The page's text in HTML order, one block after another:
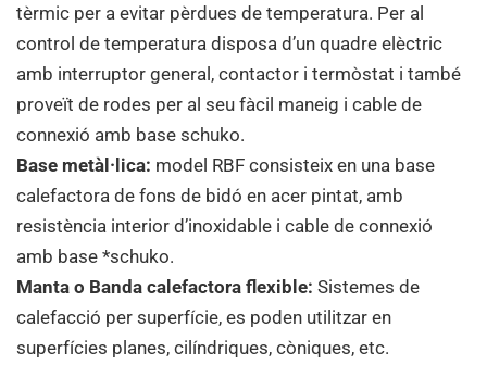
tèrmic per a evitar pèrdues de temperatura. Per al
control de temperatura disposa d’un quadre elèctric
amb interruptor general, contactor i termòstat i també
proveït de rodes per al seu fàcil maneig i cable de
connexió amb base schuko.
Base metàl·lica: model RBF consisteix en una base
calefactora de fons de bidó en acer pintat, amb
resistència interior d’inoxidable i cable de connexió
amb base *schuko.
Manta o Banda calefactora flexible: Sistemes de
calefacció per superfície, es poden utilitzar en
superfícies planes, cilíndriques, còniques, etc.